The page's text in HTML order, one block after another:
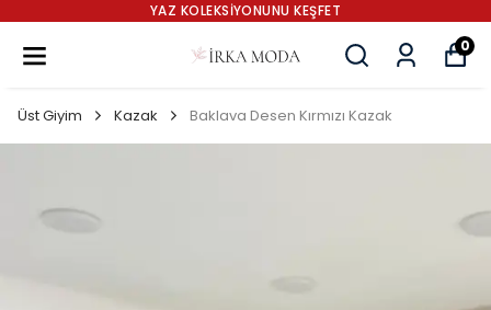
YAZ KOLEKSİYONUNU KEŞFET
0
Üst Giyim Kazak Baklava Desen Kırmızı Kazak